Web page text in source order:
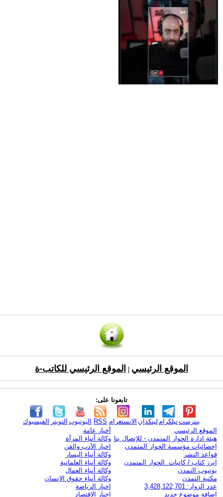
الموقع الرئيسي الموقع الرئيسي للكاتب-ة
تابعونا على:
الفيسبوك التويتر اليوتيوب RSS الانستغرام لينكدإن تيلكرامبنترست
الموقع الرئيسي
هيئة ادارة الحوار المتمدن - للإتصال بنا
إحصائيات مؤسسة الحوار المتمدن
قواعد النشر
ابرز كتاب / كاتبات الحوار المتمدن
يوتيوب التمدن
مكتبة التمدن
عدد الزوار: 3,428,122,701
اضافة موضوع جديد
أخبار عامة
وكالة أنباء المرأة
اخبار الأدب والفن
وكالة أنباء اليسار
وكالة أنباء العلمانية
وكالة أنباء العمال
وكالة أنباء حقوق الإنسان
اخبار الرياضة
اخبار الاقتصاد